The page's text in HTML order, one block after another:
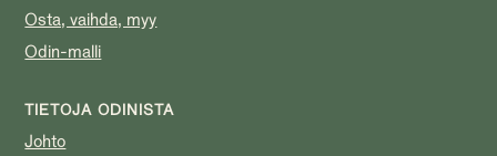
Osta, vaihda, myy
Odin-malli
TIETOJA ODINISTA
Johto